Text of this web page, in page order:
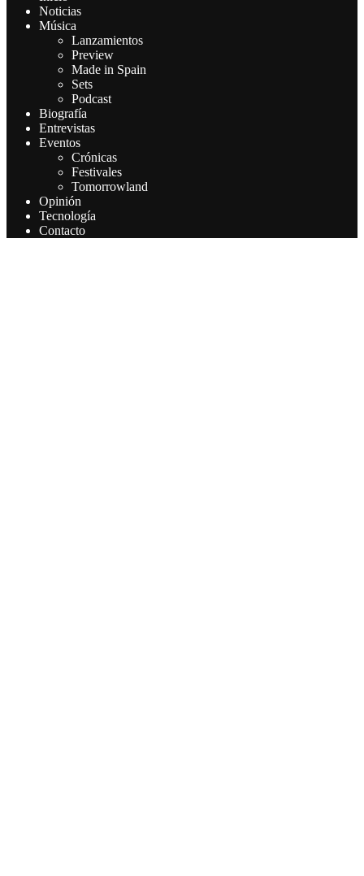
Noticias
Música
Lanzamientos
Preview
Made in Spain
Sets
Podcast
Biografía
Entrevistas
Eventos
Crónicas
Festivales
Tomorrowland
Opinión
Tecnología
Contacto